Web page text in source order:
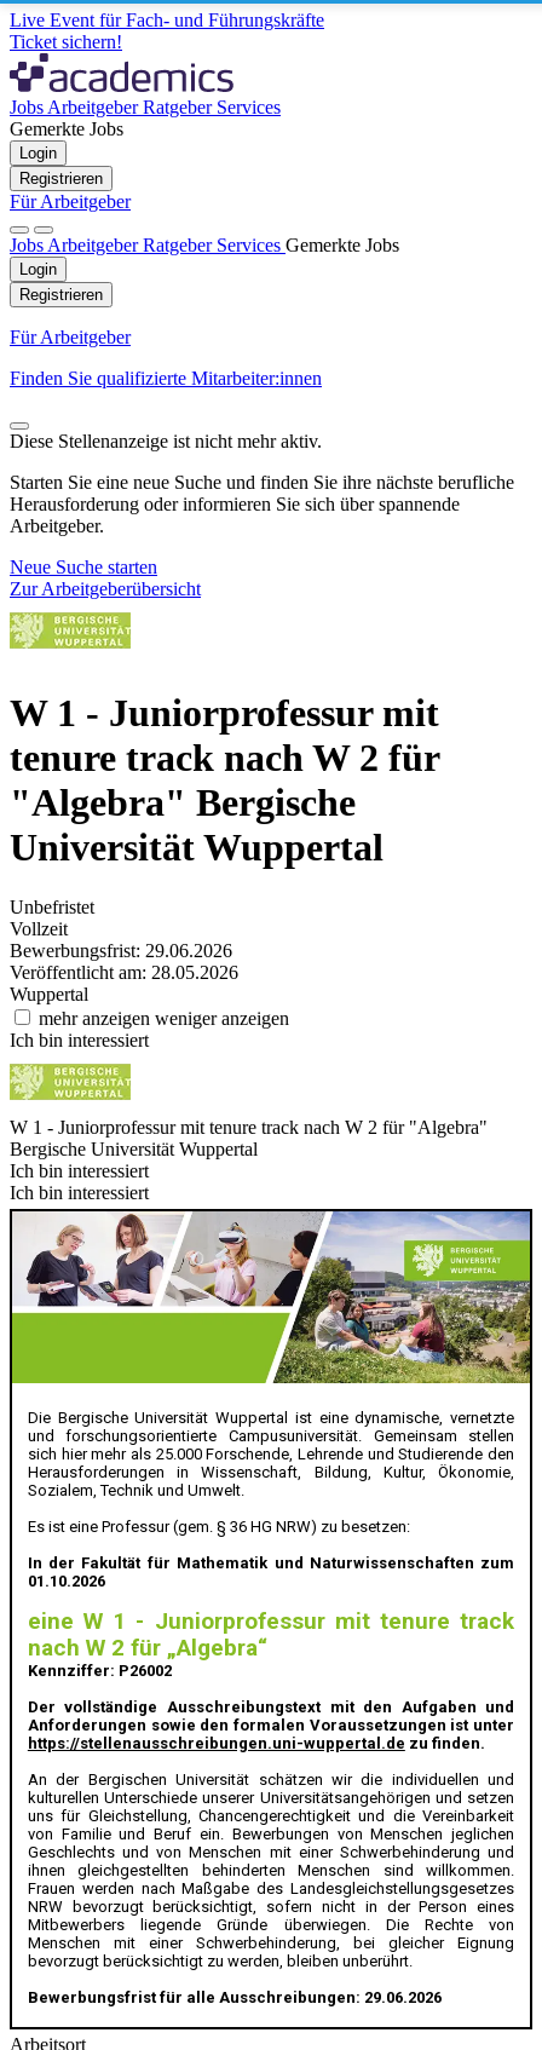
Live Event für Fach- und Führungskräfte
Ticket sichern!
Jobs ArbeitgeberRatgeber Services
Gemerkte Jobs
Login
Registrieren
Für Arbeitgeber
Jobs ArbeitgeberRatgeber Services Gemerkte Jobs
Login
Registrieren
Für Arbeitgeber
Finden Sie qualifizierte Mitarbeiter:innen
Diese Stellenanzeige ist nicht mehr aktiv.
Starten Sie eine neue Suche und finden Sie ihre nächste berufliche
Herausforderung oder informieren Sie sich über spannende
Arbeitgeber.
Neue Suche starten
Zur Arbeitgeberübersicht
W 1 - Juniorprofessur mit
tenure track nach W 2 für
"Algebra" Bergische
Universität Wuppertal
Unbefristet
Vollzeit
Bewerbungsfrist: 29.06.2026
Veröffentlicht am: 28.05.2026
Wuppertal
mehr anzeigen weniger anzeigen
Ich bin interessiert
W 1 - Juniorprofessur mit tenure track nach W 2 für "Algebra"
Bergische Universität Wuppertal
Ich bin interessiert
Ich bin interessiert
Die Bergische Universität Wuppertal ist eine dynamische, vernetzte
und forschungsorientierte Campusuniversität. Gemeinsam stellen
sich hier mehr als 25.000 Forschende, Lehrende und Studierende den
Herausforderungen in Wissenschaft, Bildung, Kultur, Ökonomie,
Sozialem, Technik und Umwelt.
Es ist eine Professur (gem. § 36 HG NRW) zu besetzen:
In der Fakultät für Mathematik und Naturwissenschaften zum
01.10.2026
eine W 1 - Juniorprofessur mit tenure track
nach W 2 für „Algebra“
Kennziffer: P26002
Der vollständige Ausschreibungstext mit den Aufgaben und
Anforderungen sowie den formalen Voraussetzungen ist unter
https://stellenausschreibungen.uni-wuppertal.de zu finden.
An der Bergischen Universität schätzen wir die individuellen und
kulturellen Unterschiede unserer Universitätsangehörigen und setzen
uns für Gleichstellung, Chancengerechtigkeit und die Vereinbarkeit
von Familie und Beruf ein. Bewerbungen von Menschen jeglichen
Geschlechts und von Menschen mit einer Schwerbehinderung und
ihnen gleichgestellten behinderten Menschen sind willkommen.
Frauen werden nach Maßgabe des Landesgleichstellungsgesetzes
NRW bevorzugt berücksichtigt, sofern nicht in der Person eines
Mitbewerbers liegende Gründe überwiegen. Die Rechte von
Menschen mit einer Schwerbehinderung, bei gleicher Eignung
bevorzugt berücksichtigt zu werden, bleiben unberührt.
Bewerbungsfrist für alle Ausschreibungen: 29.06.2026
Arbeitsort